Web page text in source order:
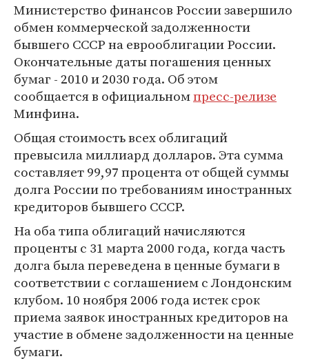
Министерство финансов России завершило
обмен коммерческой задолженности
бывшего СССР на еврооблигации России.
Окончательные даты погашения ценных
бумаг - 2010 и 2030 года. Об этом
сообщается в официальномпресс-релизе
Минфина.
Общая стоимость всех облигаций
превысила миллиард долларов. Эта сумма
составляет 99,97 процента от общей суммы
долга России по требованиям иностранных
кредиторов бывшего СССР.
На оба типа облигаций начисляются
проценты с 31 марта 2000 года, когда часть
долга была переведена в ценные бумаги в
соответствии с соглашением с Лондонским
клубом. 10 ноября 2006 года истек срок
приема заявок иностранных кредиторов на
участие в обмене задолженности на ценные
бумаги.